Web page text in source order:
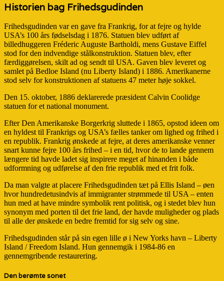
Historien bag Frihedsgudinden
Frihedsgudinden var en gave fra Frankrig, for at fejre og hylde
USA’s 100 års fødselsdag i 1876. Statuen blev udført af
billedhuggeren Fréderic Auguste Bartholdi, mens Gustave Eiffel
stod for den indvendige stålkonstruktion. Statuen blev, efter
færdiggørelsen, skilt ad og sendt til USA. Gaven blev leveret og
samlet på Bedloe Island (nu Liberty Island) i 1886. Amerikanerne
stod selv for konstruktionen af statuens 47 meter høje sokkel.
Den 15. oktober, 1886 deklarerede præsident Calvin Coolidge
statuen for et national monument.
Efter Den Amerikanske Borgerkrig sluttede i 1865, opstod ideen om
en hyldest til Frankrigs og USA’s fælles tanker om lighed og frihed i
en republik. Frankrig ønskede at fejre, at deres amerikanske venner
snart kunne fejre 100 års frihed – i en tid, hvor de to lande gennem
længere tid havde ladet sig inspirere meget af hinanden i både
udformning og udførelse af den frie republik med et frit folk.
Da man valgte at placere Frihedsgudinden tæt på Ellis Island – øen
hvor hundredetusindvis af immigranter strømmede til USA – enten
hun med at have mindre symbolik rent politisk, og i stedet blev hun
synonym med porten til det frie land, der havde muligheder og plads
til alle der ønskede en bedre fremtid for sig selv og sine.
Frihedsgudinden står på sin egen lille ø i New Yorks havn – Liberty
Island / Freedom Island. Hun gennemgik i 1984-86 en
gennemgribende restaurering.
Den berømte sonet